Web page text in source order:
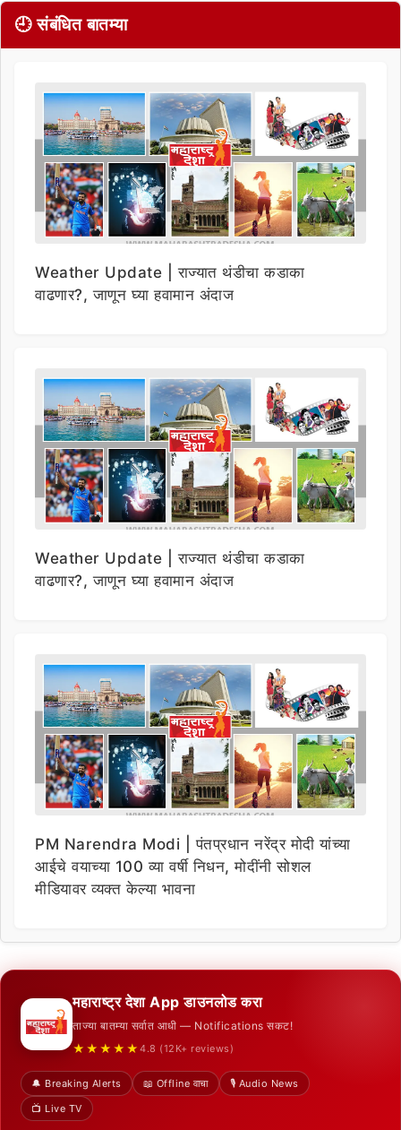
🕘 संबंधित बातम्या
Weather Update | राज्यात थंडीचा कडाका
वाढणार?, जाणून घ्या हवामान अंदाज
Weather Update | राज्यात थंडीचा कडाका
वाढणार?, जाणून घ्या हवामान अंदाज
PM Narendra Modi | पंतप्रधान नरेंद्र मोदी यांच्या
आईचे वयाच्या 100 व्या वर्षी निधन, मोदींनी सोशल
मीडियावर व्यक्त केल्या भावना
महाराष्ट्र देशा App डाउनलोड करा
ताज्या बातम्या सर्वात आधी — Notifications सकट!
★★★★★ 4.8 (12K+ reviews)
🔔 Breaking Alerts 📖 Offline वाचा
🎙️ Audio News
📺 Live TV